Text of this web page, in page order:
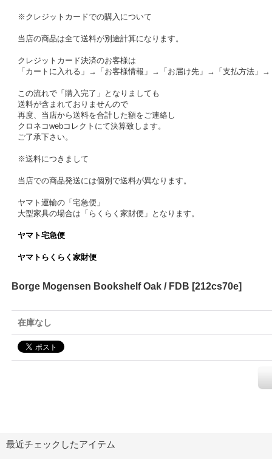
※クレジットカードでの購入について
当店の商品は全て送料が別途計算になります。
クレジットカード決済のお客様は
「カートに入れる」→「お客様情報」→「お届け先」→「支払方法」
この流れで「購入完了」となりましても
送料が含まれておりませんので
再度、当店から送料を合計した額をご連絡し
クロネコwebコレクトにて決算致します。
ご了承下さい。
※送料につきまして
当店での商品発送には個別で送料が異なります。
ヤマト運輸の「宅急便」
大型家具の場合は「らくらく家財便」となります。
ヤマト宅急便
ヤマトらくらく家財便
Borge Mogensen Bookshelf Oak / FDB [212cs70e]
在庫なし
最近チェックしたアイテム